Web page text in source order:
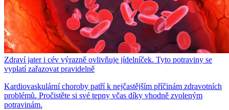
Zdraví jater i cév výrazně ovlivňuje jídelníček. Tyto potraviny se
vyplatí zařazovat pravidelně
Kardiovaskulární choroby patří k nejčastějším příčinám zdravotních
problémů. Pročistěte si své tepny včas díky vhodně zvoleným
potravinám.